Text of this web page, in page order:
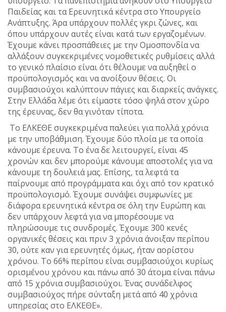
Παιδείας και τα Ερευνητικά κέντρα στο Υπουργείο
Ανάπτυξης. Άρα υπάρχουν πολλές γκρι ζώνες, και
όπου υπάρχουν αυτές είναι κατά των εργαζομένων.
Έχουμε κάνει προσπάθειες με την Ομοσπονδία να
αλλάξουν συγκεκριμένες νομοθετικές ρυθμίσεις αλλά
το γενικό πλαίσιο είναι ότι θέλουμε να αυξηθεί ο
προϋπολογισμός και να ανοίξουν θέσεις. Οι
συμβασιούχοι καλύπτουν πάγιες και διαρκείς ανάγκες.
Στην Ελλάδα λέμε ότι είμαστε τόσο ψηλά στον χώρο
της έρευνας, δεν θα γινόταν τίποτα.
Το ΕΛΚΕΘΕ συγκεκριμένα παλεύει για πολλά χρόνια
με την υποβάθμιση. Έχουμε δύο πλοία με τα οποία
κάνουμε έρευνα. Το ένα δε λειτουργεί, είναι 45
χρονών και δεν μπορούμε κάνουμε αποστολές για να
κάνουμε τη δουλειά μας. Επίσης, τα λεφτά τα
παίρνουμε από προγράμματα και όχι από τον κρατικό
προϋπολογισμό. Έχουμε συνάψει συμφωνίες με
διάφορα ερευνητικά κέντρα σε όλη την Ευρώπη και
δεν υπάρχουν λεφτά για να μπορέσουμε να
πληρώσουμε τις συνδρομές. Έχουμε 300 κενές
οργανικές θέσεις και πριν 3 χρόνια άνοιξαν περίπου
30, ούτε καν για ερευνητές όμως, ήταν αορίστου
χρόνου. Το 66% περίπου είναι συμβασιούχοι κυρίως
ορισμένου χρόνου και πάνω από 30 άτομα είναι πάνω
από 15 χρόνια συμβασιούχοι. Ένας συνάδελφος
συμβασιούχος πήρε σύνταξη μετά από 40 χρόνια
υπηρεσίας στο ΕΛΚΕΘΕ».